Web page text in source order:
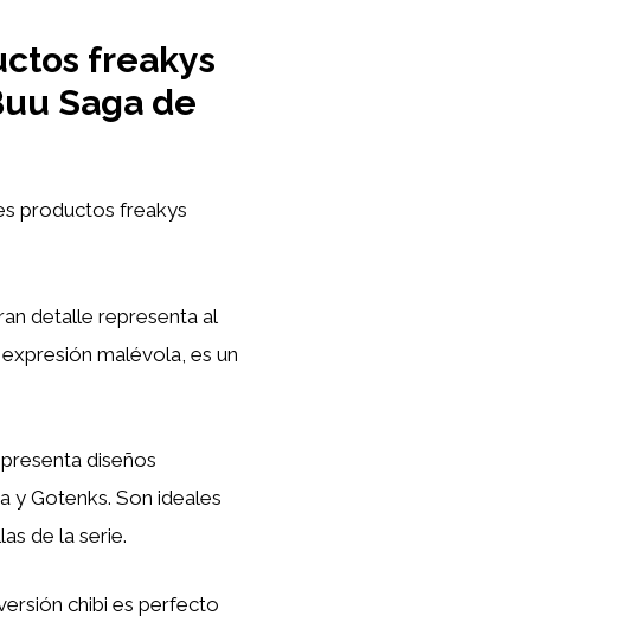
freakys
Saga de
productos freakys
detalle representa al
malévola, es un
diseños
y Gotenks. Son ideales
de la serie.
chibi es perfecto